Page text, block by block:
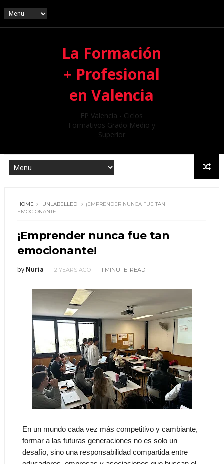
La Formación
+ Profesional
en Valencia
FP Valencia - Ciclos
Formativos Grado Medio y
Superior
HOME UNLABELLED
¡EMPRENDER NUNCA FUE TAN
EMOCIONANTE!
¡Emprender nunca fue tan
emocionante!
by Nuria 2 YEARS AGO 1 MINUTE READ
En un mundo cada vez más competitivo y cambiante,
formar a las futuras generaciones no es solo un
desafío, sino una responsabilidad compartida entre